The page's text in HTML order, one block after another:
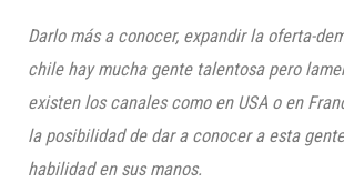
Darlo más a conocer, expandir la oferta-
chile hay mucha gente talentosa pero
existen los canales como en USA o en
la posibilidad de dar a conocer a esta
habilidad en sus manos.